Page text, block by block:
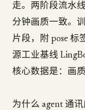
走。两阶段流水
分钟画质一致。
片段，附 pose 标
源工业基线
核心数据是：画
为什么 agent 通